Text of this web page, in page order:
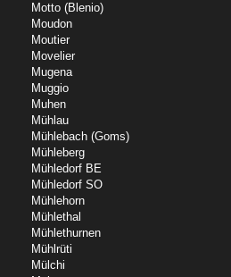
Motto (Blenio)
Moudon
Moutier
Movelier
Mugena
Muggio
Muhen
Mühlau
Mühlebach (Goms)
Mühleberg
Mühledorf BE
Mühledorf SO
Mühlehorn
Mühlethal
Mühlethurnen
Mühlrüti
Mülchi